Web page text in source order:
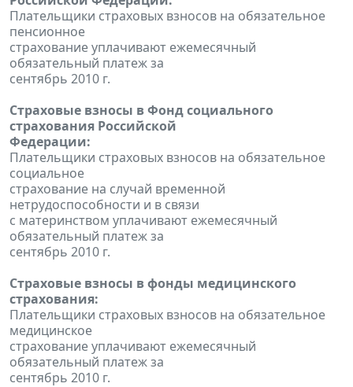
Плательщики страховых взносов на обязательное
пенсионное
страхование уплачивают ежемесячный
обязательный платеж за
сентябрь 2010 г.
Страховые взносы в Фонд социального
страхования Российской
Федерации:
Плательщики страховых взносов на обязательное
социальное
страхование на случай временной
нетрудоспособности и в связи
с материнством уплачивают ежемесячный
обязательный платеж за
сентябрь 2010 г.
Страховые взносы в фонды медицинского
страхования:
Плательщики страховых взносов на обязательное
медицинское
страхование уплачивают ежемесячный
обязательный платеж за
сентябрь 2010 г.